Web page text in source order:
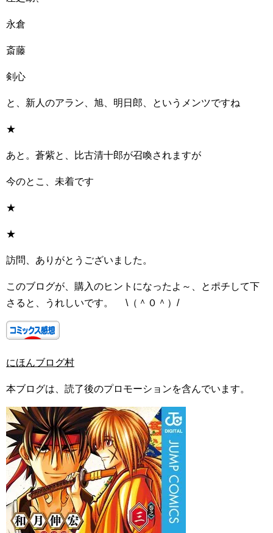
永倉
斎藤
剣心
と、新人のアラン、旭、明日郎、というメンツですね
★
あと。蒼紫と、比古清十郎が召喚されますが
今のとこ、未着です
★
★
訪問、ありがとうございました。
このブログが、購入のヒントになったよ～、とポチして下
さると、うれしいです。 \（＾０＾）/
にほんブログ村
本ブログは、読了後のプロモーションを含んでいます。